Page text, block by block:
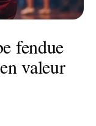
fendue
valeur